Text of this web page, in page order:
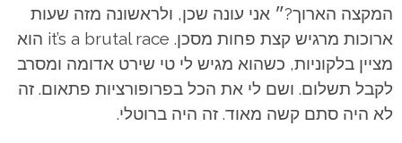
המקצה הארוך?״ אני עונה שכן, ולראשונה מזה שעות
ארוכות מרגיש קצת פחות מסכן. it’s a brutal race הוא
מציין בלקוניות, כשהוא מגיש לי טי שירט אדומה ומסרב
לקבל תשלום. ושם לי את הכל בפרופורציות פתאום. זה
לא היה סתם קשה מאוד. זה היה ברוטלי.